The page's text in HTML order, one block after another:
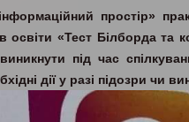
простір»
освіти «Тест Білборда та
під час
дії у разі підозри чи